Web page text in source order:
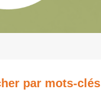
par mots-clés